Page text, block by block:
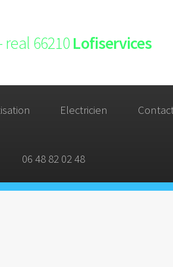
66210Lofiservices
Electricien
06 48 82 02 48